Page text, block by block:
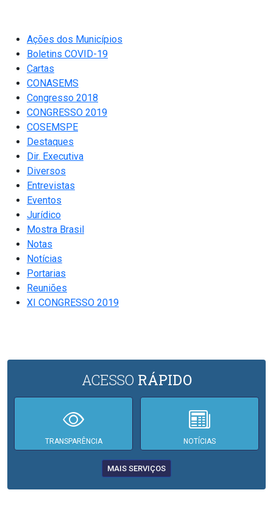
Ações dos Municípios
Boletins COVID-19
Cartas
CONASEMS
Congresso 2018
CONGRESSO 2019
COSEMSPE
Destaques
Dir. Executiva
Diversos
Entrevistas
Eventos
Jurídico
Mostra Brasil
Notas
Notícias
Portarias
Reuniões
XI CONGRESSO 2019
ACESSO RÁPIDO
TRANSPARÊNCIA NOTÍCIAS
MAIS SERVIÇOS